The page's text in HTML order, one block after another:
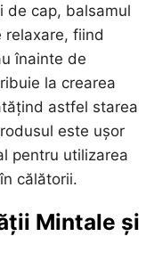
de cap, balsamul
fiind
înainte de
la crearea
astfel starea
este ușor
pentru utilizarea
călătorii.
Mintale și